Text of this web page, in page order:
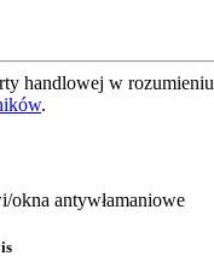
handlowej w
.
okna antywłamaniowe